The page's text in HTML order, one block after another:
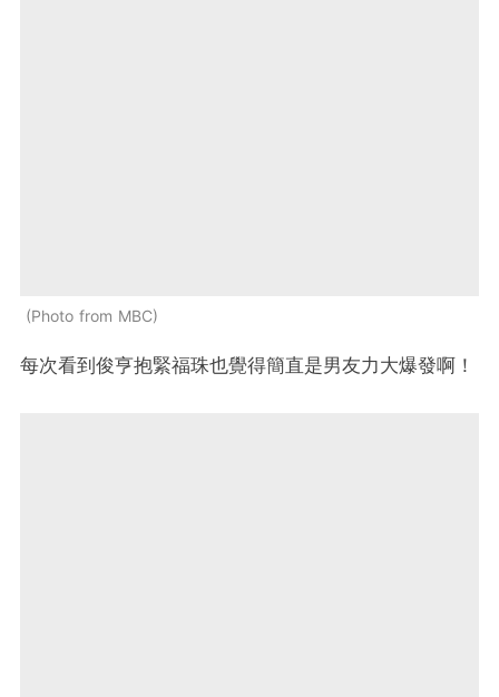
Photo from MBC
每次看到俊亨抱緊福珠也覺得簡直是男友力大爆發啊！